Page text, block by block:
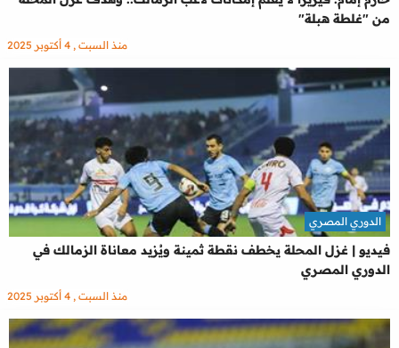
من "غلطة هبلة"
منذ السبت , 4 أكتوبر 2025
فيديو | غزل المحلة يخطف نقطة ثمينة ويُزيد معاناة الزمالك في
الدوري المصري
الدوري المصري
منذ السبت , 4 أكتوبر 2025